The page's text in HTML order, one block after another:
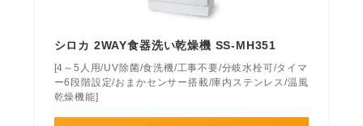
シロカ 2WAY食器洗い乾燥機 SS-MH351
[4～5人用/UV除菌/食洗機/工事不要/分岐水栓可/タイマ
ー6段階設定/おまかセンサー搭載/庫内ステンレス/温風
乾燥機能]